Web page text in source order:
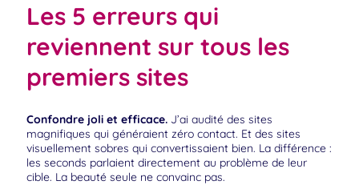
Les 5 erreurs qui
reviennent sur tous les
premiers sites
Confondre joli et efficace. J’ai audité des sites
magnifiques qui généraient zéro contact. Et des sites
visuellement sobres qui convertissaient bien. La différence :
les seconds parlaient directement au problème de leur
cible. La beauté seule ne convainc pas.